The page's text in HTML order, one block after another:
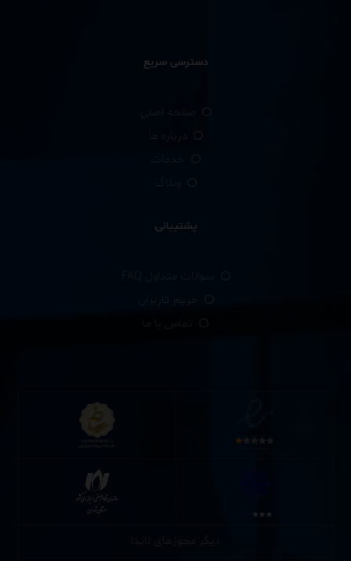
دسترسی سریع
صفحه اصلی
پشتیبانی
سوالات متداول FAQ
حریم کاربران
دیگر مجوزهای لاندا